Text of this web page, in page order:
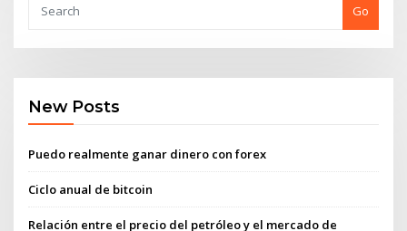
Go
New Posts
Puedo realmente ganar dinero con forex
Ciclo anual de bitcoin
Relación entre el precio del petróleo y el mercado de